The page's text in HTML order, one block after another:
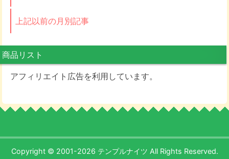
上記以前の月別記事
商品リスト
アフィリエイト広告を利用しています。
Copyright © 2001-2026 テンプルナイツ All Rights Reserved.